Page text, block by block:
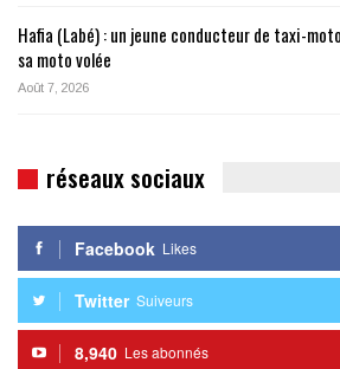
Hafia (Labé) : un jeune conducteur de taxi-
sa moto volée
Août 7, 2026
réseaux sociaux
Facebook Likes
Twitter Suiveurs
8,940 Les abonnés